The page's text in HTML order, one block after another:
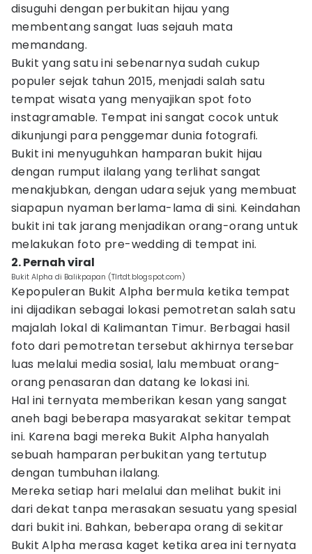
disuguhi dengan perbukitan hijau yang
membentang sangat luas sejauh mata
memandang.
Bukit yang satu ini sebenarnya sudah cukup
populer sejak tahun 2015, menjadi salah satu
tempat wisata yang menyajikan spot foto
instagramable. Tempat ini sangat cocok untuk
dikunjungi para penggemar dunia fotografi.
Bukit ini menyuguhkan hamparan bukit hijau
dengan rumput ilalang yang terlihat sangat
menakjubkan, dengan udara sejuk yang membuat
siapapun nyaman berlama-lama di sini. Keindahan
bukit ini tak jarang menjadikan orang-orang untuk
melakukan foto pre-wedding di tempat ini.
2. Pernah viral
Bukit Alpha di Balikpapan (Tlrtdt.blogspot.com)
Kepopuleran Bukit Alpha bermula ketika tempat
ini dijadikan sebagai lokasi pemotretan salah satu
majalah lokal di Kalimantan Timur. Berbagai hasil
foto dari pemotretan tersebut akhirnya tersebar
luas melalui media sosial, lalu membuat orang-
orang penasaran dan datang ke lokasi ini.
Hal ini ternyata memberikan kesan yang sangat
aneh bagi beberapa masyarakat sekitar tempat
ini. Karena bagi mereka Bukit Alpha hanyalah
sebuah hamparan perbukitan yang tertutup
dengan tumbuhan ilalang.
Mereka setiap hari melalui dan melihat bukit ini
dari dekat tanpa merasakan sesuatu yang spesial
dari bukit ini. Bahkan, beberapa orang di sekitar
Bukit Alpha merasa kaget ketika area ini ternyata